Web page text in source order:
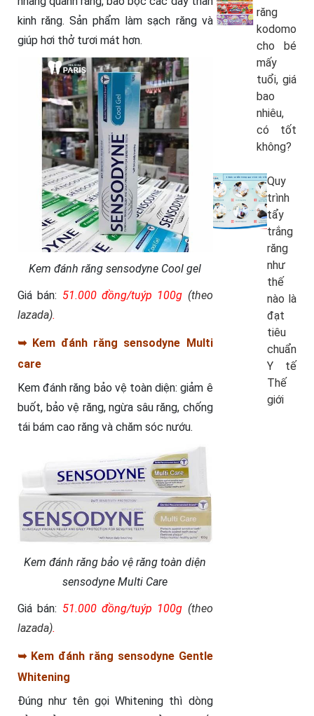
kinh răng. Sản phẩm làm sạch răng và
giúp hơi thở tươi mát hơn.
Kem đánh răng sensodyne Cool gel
Giá bán: 51.000 đồng/tuýp 100g (theo
lazada).
➥ Kem đánh răng sensodyne Multi
care
Kem đánh răng bảo vệ toàn diện: giảm ê
buốt, bảo vệ răng, ngừa sâu răng, chống
tái bám cao răng và chăm sóc nướu.
Kem đánh răng bảo vệ răng toàn diện
sensodyne Multi Care
Giá bán: 51.000 đồng/tuýp 100g (theo
lazada).
➥ Kem đánh răng sensodyne Gentle
Whitening
Đúng như tên gọi Whitening thì dòng
răng
kodomo
cho bé
mấy
tuổi, giá
bao
nhiêu,
có tốt
không?
Quy
trình
tẩy
trắng
răng
như
thế
nào là
đạt
tiêu
chuẩn
Y tế
Thế
giới